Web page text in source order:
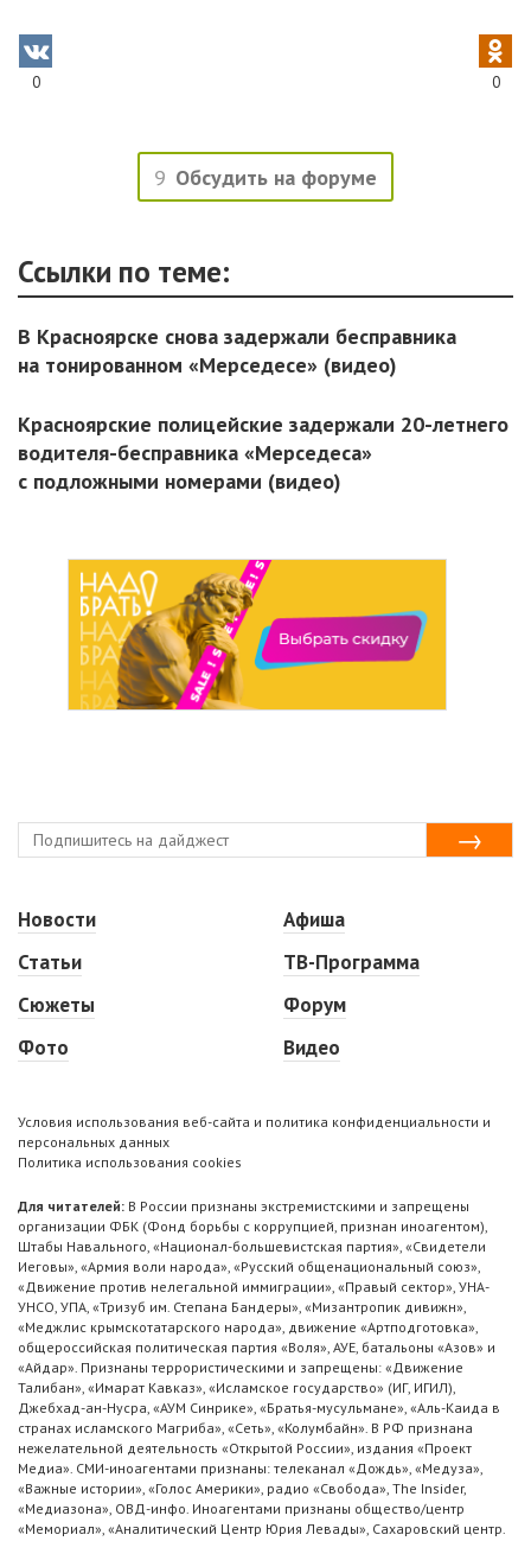
0 0
9 Обсудить на форуме
Ссылки по теме:
В Красноярске снова задержали бесправника
на тонированном «Мерседесе» (видео)
Красноярские полицейские задержали 20-летнего
водителя-бесправника «Мерседеса»
с подложными номерами (видео)
Новости
Статьи
Сюжеты
Фото
Афиша
ТВ-Программа
Форум
Видео
Условия использования веб-сайта и политика конфиденциальности и
персональных данных
Политика использования cookies
Для читателей: В России признаны экстремистскими и запрещены
организации ФБК (Фонд борьбы с коррупцией, признан иноагентом),
Штабы Навального, «Национал-большевистская партия», «Свидетели
Иеговы», «Армия воли народа», «Русский общенациональный союз»,
«Движение против нелегальной иммиграции», «Правый сектор», УНА-
УНСО, УПА, «Тризуб им. Степана Бандеры», «Мизантропик дивижн»,
«Меджлис крымскотатарского народа», движение «Артподготовка»,
общероссийская политическая партия «Воля», АУЕ, батальоны «Азов» и
«Айдар». Признаны террористическими и запрещены: «Движение
Талибан», «Имарат Кавказ», «Исламское государство» (ИГ, ИГИЛ),
Джебхад-ан-Нусра, «АУМ Синрике», «Братья-мусульмане», «Аль-Каида в
странах исламского Магриба», «Сеть», «Колумбайн». В РФ признана
нежелательной деятельность «Открытой России», издания «Проект
Медиа». СМИ-иноагентами признаны: телеканал «Дождь», «Медуза»,
«Важные истории», «Голос Америки», радио «Свобода», The Insider,
«Медиазона», ОВД-инфо. Иноагентами признаны общество/центр
«Мемориал», «Аналитический Центр Юрия Левады», Сахаровский центр.